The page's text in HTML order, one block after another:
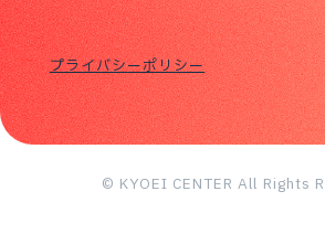
プライバシーポリシー
© KYOEI CENTER All Rights